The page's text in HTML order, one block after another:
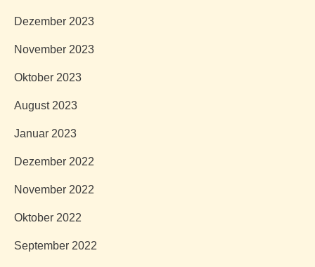
Dezember 2023
November 2023
Oktober 2023
August 2023
Januar 2023
Dezember 2022
November 2022
Oktober 2022
September 2022